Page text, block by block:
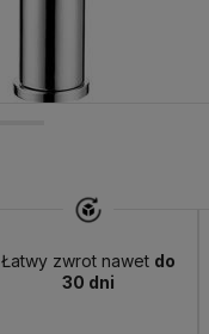
Łatwy zwrot nawet do
30 dni